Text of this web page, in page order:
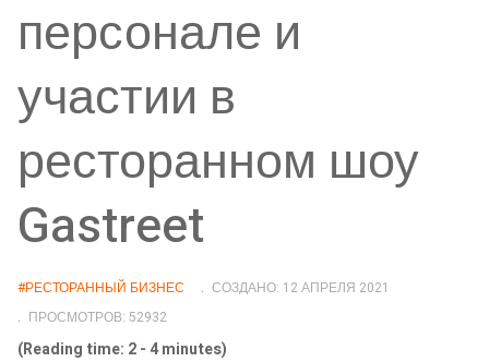
персонале и
участии в
ресторанном шоу
Gastreet
#РЕСТОРАННЫЙ БИЗНЕС
СОЗДАНО: 12 АПРЕЛЯ 2021
ПРОСМОТРОВ: 52932
(Reading time: 2 - 4 minutes)